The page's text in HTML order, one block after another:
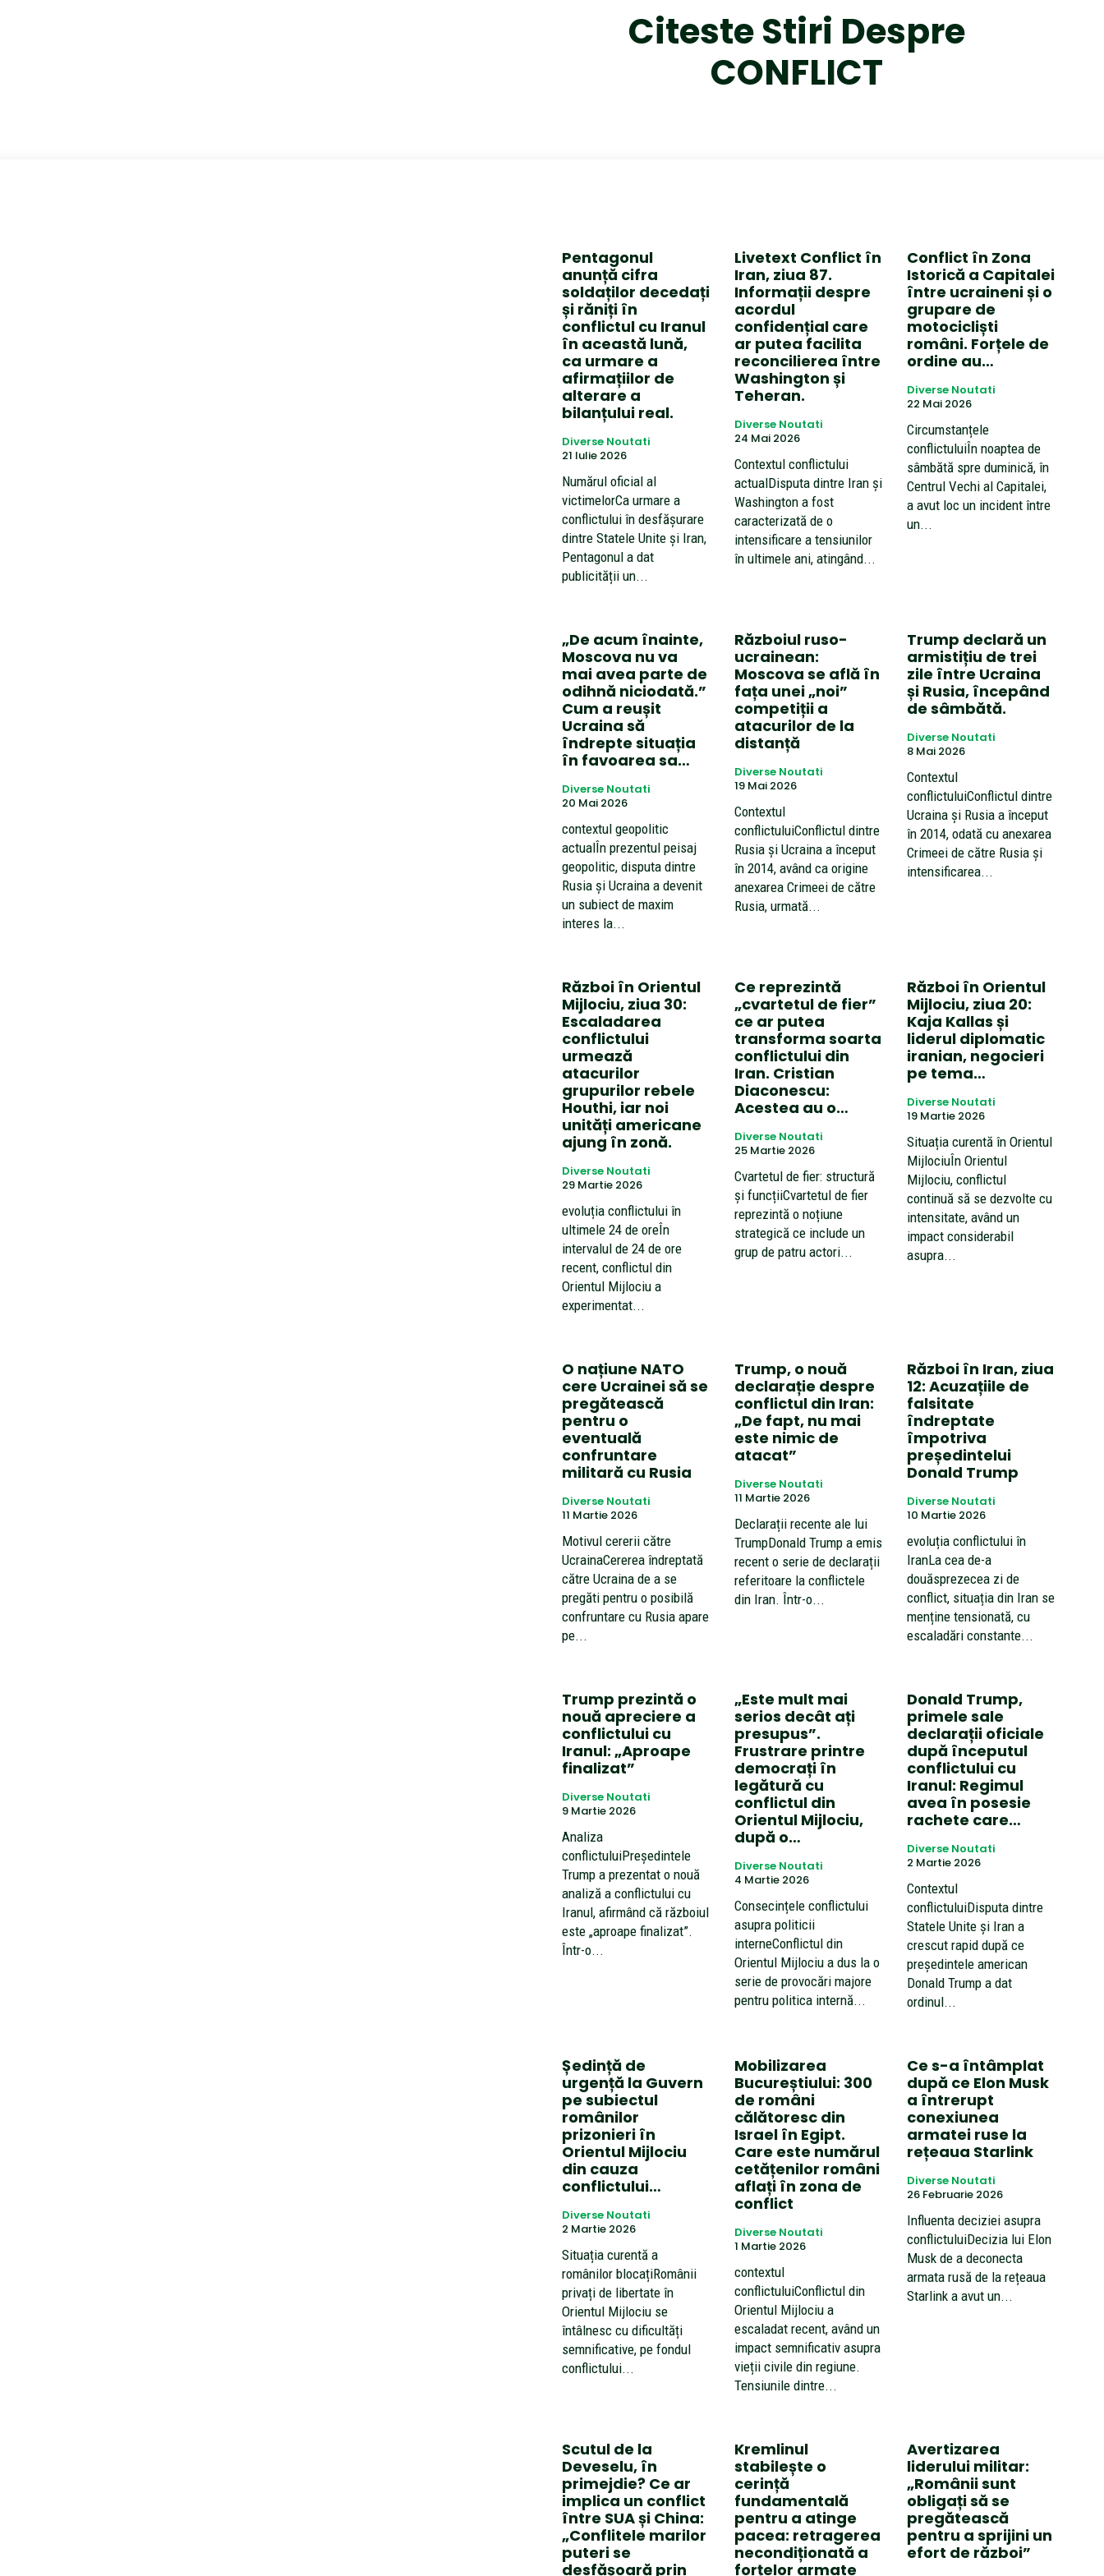
Citeste Stiri Despre
CONFLICT
Pentagonul
anunță cifra
soldaților decedați
și răniți în
conflictul cu Iranul
în această lună,
ca urmare a
afirmațiilor de
alterare a
bilanțului real.
Diverse Noutati
21 Iulie 2026
Numărul oficial al
victimelorCa urmare a
conflictului în desfășurare
dintre Statele Unite și Iran,
Pentagonul a dat
publicității un...
Livetext Conflict în
Iran, ziua 87.
Informații despre
acordul
confidențial care
ar putea facilita
reconcilierea între
Washington și
Teheran.
Diverse Noutati
24 Mai 2026
Contextul conflictului
actualDisputa dintre Iran și
Washington a fost
caracterizată de o
intensificare a tensiunilor
în ultimele ani, atingând...
Conflict în Zona
Istorică a Capitalei
între ucraineni și o
grupare de
motocicliști
români. Forțele de
ordine au…
Diverse Noutati
22 Mai 2026
Circumstanțele
conflictuluiÎn noaptea de
sâmbătă spre duminică, în
Centrul Vechi al Capitalei,
a avut loc un incident între
un...
„De acum înainte,
Moscova nu va
mai avea parte de
odihnă niciodată.”
Cum a reușit
Ucraina să
îndrepte situația
în favoarea sa…
Diverse Noutati
20 Mai 2026
contextul geopolitic
actualÎn prezentul peisaj
geopolitic, disputa dintre
Rusia și Ucraina a devenit
un subiect de maxim
interes la...
Războiul ruso-
ucrainean:
Moscova se află în
fața unei „noi”
competiții a
atacurilor de la
distanță
Diverse Noutati
19 Mai 2026
Contextul
conflictuluiConflictul dintre
Rusia și Ucraina a început
în 2014, având ca origine
anexarea Crimeei de către
Rusia, urmată...
Trump declară un
armistițiu de trei
zile între Ucraina
și Rusia, începând
de sâmbătă.
Diverse Noutati
8 Mai 2026
Contextul
conflictuluiConflictul dintre
Ucraina și Rusia a început
în 2014, odată cu anexarea
Crimeei de către Rusia și
intensificarea...
Război în Orientul
Mijlociu, ziua 30:
Escaladarea
conflictului
urmează
atacurilor
grupurilor rebele
Houthi, iar noi
unități americane
ajung în zonă.
Diverse Noutati
29 Martie 2026
evoluția conflictului în
ultimele 24 de oreÎn
intervalul de 24 de ore
recent, conflictul din
Orientul Mijlociu a
experimentat...
Ce reprezintă
„cvartetul de fier”
ce ar putea
transforma soarta
conflictului din
Iran. Cristian
Diaconescu:
Acestea au o…
Diverse Noutati
25 Martie 2026
Cvartetul de fier: structură
și funcțiiCvartetul de fier
reprezintă o noțiune
strategică ce include un
grup de patru actori...
Război în Orientul
Mijlociu, ziua 20:
Kaja Kallas și
liderul diplomatic
iranian, negocieri
pe tema…
Diverse Noutati
19 Martie 2026
Situația curentă în Orientul
MijlociuÎn Orientul
Mijlociu, conflictul
continuă să se dezvolte cu
intensitate, având un
impact considerabil
asupra...
O națiune NATO
cere Ucrainei să se
pregătească
pentru o
eventuală
confruntare
militară cu Rusia
Diverse Noutati
11 Martie 2026
Motivul cererii către
UcrainaCererea îndreptată
către Ucraina de a se
pregăti pentru o posibilă
confruntare cu Rusia apare
pe...
Trump, o nouă
declarație despre
conflictul din Iran:
„De fapt, nu mai
este nimic de
atacat”
Diverse Noutati
11 Martie 2026
Declarații recente ale lui
TrumpDonald Trump a emis
recent o serie de declarații
referitoare la conflictele
din Iran. Într-o...
Război în Iran, ziua
12: Acuzațiile de
falsitate
îndreptate
împotriva
președintelui
Donald Trump
Diverse Noutati
10 Martie 2026
evoluția conflictului în
IranLa cea de-a
douăsprezecea zi de
conflict, situația din Iran se
menține tensionată, cu
escaladări constante...
Trump prezintă o
nouă apreciere a
conflictului cu
Iranul: „Aproape
finalizat”
Diverse Noutati
9 Martie 2026
Analiza
conflictuluiPreședintele
Trump a prezentat o nouă
analiză a conflictului cu
Iranul, afirmând că războiul
este „aproape finalizat”.
Într-o...
„Este mult mai
serios decât ați
presupus”.
Frustrare printre
democrați în
legătură cu
conflictul din
Orientul Mijlociu,
după o…
Diverse Noutati
4 Martie 2026
Consecințele conflictului
asupra politicii
interneConflictul din
Orientul Mijlociu a dus la o
serie de provocări majore
pentru politica internă...
Donald Trump,
primele sale
declarații oficiale
după începutul
conflictului cu
Iranul: Regimul
avea în posesie
rachete care…
Diverse Noutati
2 Martie 2026
Contextul
conflictuluiDisputa dintre
Statele Unite și Iran a
crescut rapid după ce
președintele american
Donald Trump a dat
ordinul...
Ședință de
urgență la Guvern
pe subiectul
românilor
prizonieri în
Orientul Mijlociu
din cauza
conflictului…
Diverse Noutati
2 Martie 2026
Situația curentă a
românilor blocațiRomânii
privați de libertate în
Orientul Mijlociu se
întâlnesc cu dificultăți
semnificative, pe fondul
conflictului...
Mobilizarea
Bucureștiului: 300
de români
călătoresc din
Israel în Egipt.
Care este numărul
cetățenilor români
aflați în zona de
conflict
Diverse Noutati
1 Martie 2026
contextul
conflictuluiConflictul din
Orientul Mijlociu a
escaladat recent, având un
impact semnificativ asupra
vieții civile din regiune.
Tensiunile dintre...
Ce s-a întâmplat
după ce Elon Musk
a întrerupt
conexiunea
armatei ruse la
rețeaua Starlink
Diverse Noutati
26 Februarie 2026
Influenta deciziei asupra
conflictuluiDecizia lui Elon
Musk de a deconecta
armata rusă de la rețeaua
Starlink a avut un...
Scutul de la
Deveselu, în
primejdie? Ce ar
implica un conflict
între SUA și China:
„Conflitele marilor
puteri se
desfășoară prin
Kremlinul
stabilește o
cerință
fundamentală
pentru a atinge
pacea: retragerea
necondiționată a
forțelor armate
Avertizarea
liderului militar:
„Românii sunt
obligați să se
pregătească
pentru a sprijini un
efort de război”